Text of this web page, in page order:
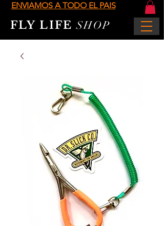
ENVIAMOS A TODO EL PAIS
FLY LIFESHOP